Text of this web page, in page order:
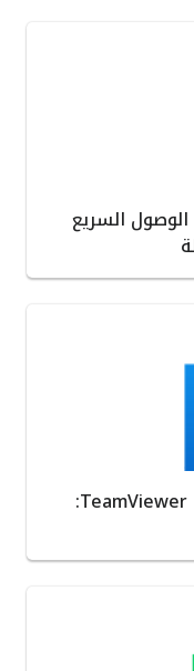
السريع
مراجعة تطبيق TeamViewer Remote Control: